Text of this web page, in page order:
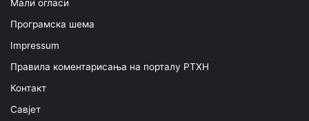
Мали огласи
Програмска шема
Impressum
Правила коментарисања на порталу РТХН
Контакт
Савјет